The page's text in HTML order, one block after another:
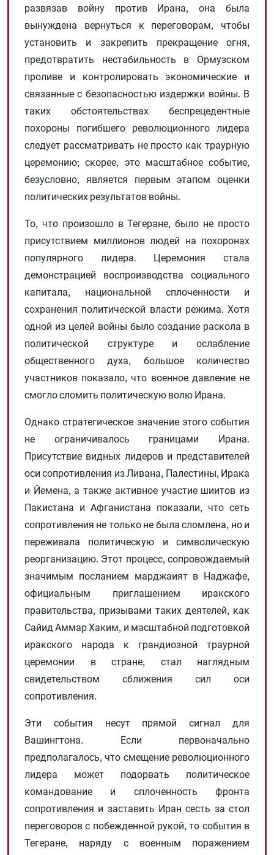
развязав войну против Ирана, она была
вынуждена вернуться к переговорам, чтобы
установить и закрепить прекращение огня,
предотвратить нестабильность в Ормузском
проливе и контролировать экономические и
связанные с безопасностью издержки войны. В
таких обстоятельствах беспрецедентные
похороны погибшего революционного лидера
следует рассматривать не просто как траурную
церемонию; скорее, это масштабное событие,
безусловно, является первым этапом оценки
политических результатов войны.
То, что произошло в Тегеране, было не просто
присутствием миллионов людей на похоронах
популярного лидера. Церемония стала
демонстрацией воспроизводства социального
капитала, национальной сплоченности и
сохранения политической власти режима. Хотя
одной из целей войны было создание раскола в
политической структуре и ослабление
общественного духа, большое количество
участников показало, что военное давление не
смогло сломить политическую волю Ирана.
Однако стратегическое значение этого события
не ограничивалось границами Ирана.
Присутствие видных лидеров и представителей
оси сопротивления из Ливана, Палестины, Ирака
и Йемена, а также активное участие шиитов из
Пакистана и Афганистана показали, что сеть
сопротивления не только не была сломлена, но и
переживала политическую и символическую
реорганизацию. Этот процесс, сопровождаемый
значимым посланием марджаият в Наджафе,
официальным приглашением иракского
правительства, призывами таких деятелей, как
Сайид Аммар Хаким, и масштабной подготовкой
иракского народа к грандиозной траурной
церемонии в стране, стал наглядным
свидетельством сближения сил оси
сопротивления.
Эти события несут прямой сигнал для
Вашингтона. Если первоначально
предполагалось, что смещение революционного
лидера может подорвать политическое
командование и сплоченность фронта
сопротивления и заставить Иран сесть за стол
переговоров с побежденной рукой, то события в
Тегеране, наряду с военным поражением